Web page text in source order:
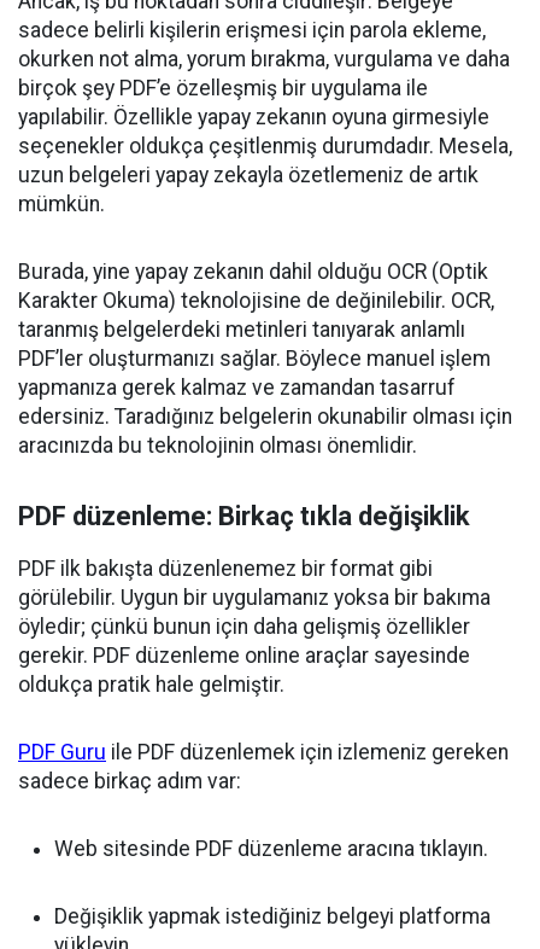
sadece belirli kişilerin erişmesi için parola ekleme,
okurken not alma, yorum bırakma, vurgulama ve daha
birçok şey PDF’e özelleşmiş bir uygulama ile
yapılabilir. Özellikle yapay zekanın oyuna girmesiyle
seçenekler oldukça çeşitlenmiş durumdadır. Mesela,
uzun belgeleri yapay zekayla özetlemeniz de artık
mümkün.
Burada, yine yapay zekanın dahil olduğu OCR (Optik
Karakter Okuma) teknolojisine de değinilebilir. OCR,
taranmış belgelerdeki metinleri tanıyarak anlamlı
PDF’ler oluşturmanızı sağlar. Böylece manuel işlem
yapmanıza gerek kalmaz ve zamandan tasarruf
edersiniz. Taradığınız belgelerin okunabilir olması için
aracınızda bu teknolojinin olması önemlidir.
PDF düzenleme: Birkaç tıkla değişiklik
PDF ilk bakışta düzenlenemez bir format gibi
görülebilir. Uygun bir uygulamanız yoksa bir bakıma
öyledir; çünkü bunun için daha gelişmiş özellikler
gerekir. PDF düzenleme online araçlar sayesinde
oldukça pratik hale gelmiştir.
PDF Guru ile PDF düzenlemek için izlemeniz gereken
sadece birkaç adım var:
Web sitesinde PDF düzenleme aracına tıklayın.
Değişiklik yapmak istediğiniz belgeyi platforma